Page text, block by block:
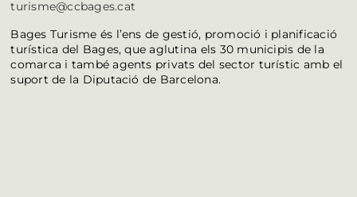
turisme@ccbages.cat
Bages Turisme és l’ens de gestió, promoció i planificació
turística del Bages, que aglutina els 30 municipis de la
comarca i també agents privats del sector turístic amb el
suport de la Diputació de Barcelona.